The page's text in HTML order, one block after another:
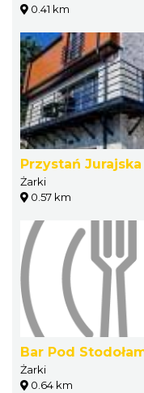
0.41 km
Przystań Jurajska
Żarki
0.57 km
Bar Pod
Żarki
0.64 km